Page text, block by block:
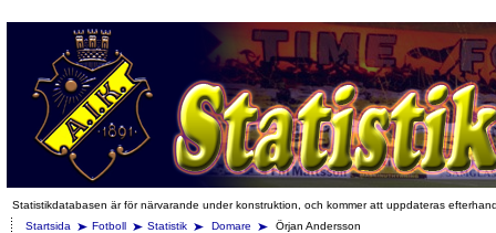
Statistikdatabasen är för närvarande under konstruktion, och kommer att uppdateras
Startsida
Fotboll Statistik Domare Örjan Andersson